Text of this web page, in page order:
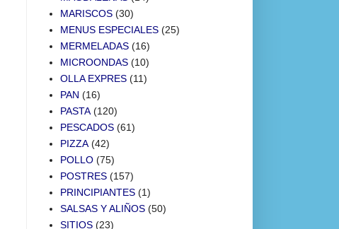
MARISCOS (30)
MENUS ESPECIALES (25)
MERMELADAS (16)
MICROONDAS (10)
OLLA EXPRES (11)
PAN (16)
PASTA (120)
PESCADOS (61)
PIZZA (42)
POLLO (75)
POSTRES (157)
PRINCIPIANTES (1)
SALSAS Y ALIÑOS (50)
SITIOS (23)